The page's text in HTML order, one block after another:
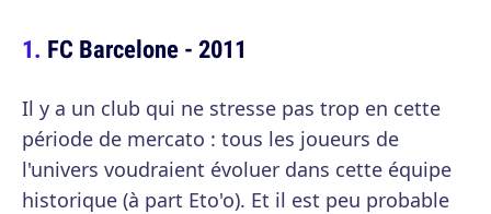
FC Barcelone - 2011
Il y a un club qui ne stresse pas trop en cette
période de mercato : tous les joueurs de
l'univers voudraient évoluer dans cette équipe
historique (à part Eto'o). Et il est peu probable